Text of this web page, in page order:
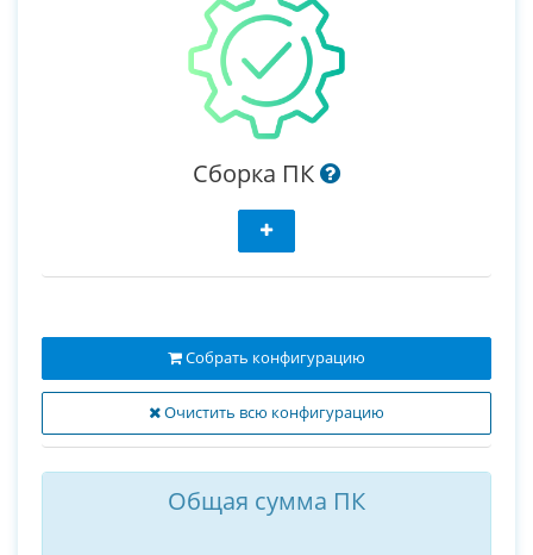
Сборка ПК
Очистить всю конфигурацию
Собрать конфигурацию
Общая сумма ПК